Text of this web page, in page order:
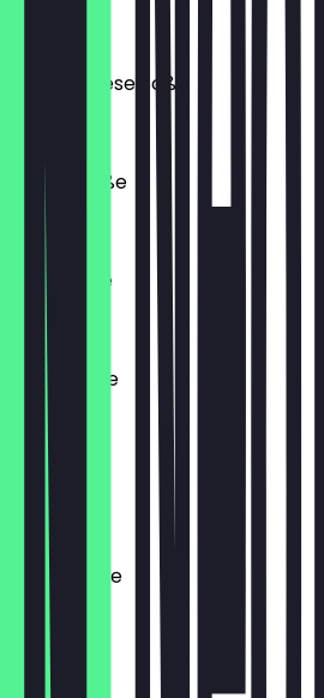
Chilli-Cheese Soße
Joppie Soße
1,00 €
Zaziki Soße
Exotic Soße
1,00 €
Ketchup
1,00 €
Mayonnaise
1,00 €
Senf Soße